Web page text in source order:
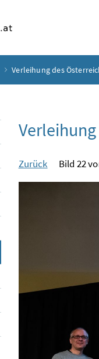
Verleihung des
Zurück Bild 22